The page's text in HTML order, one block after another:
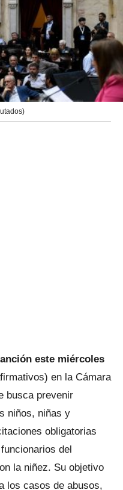
este miércoles
en la Cámara
busca prevenir
niños, niñas y
obligatorias
del
la niñez. Su objetivo
los casos de abusos,